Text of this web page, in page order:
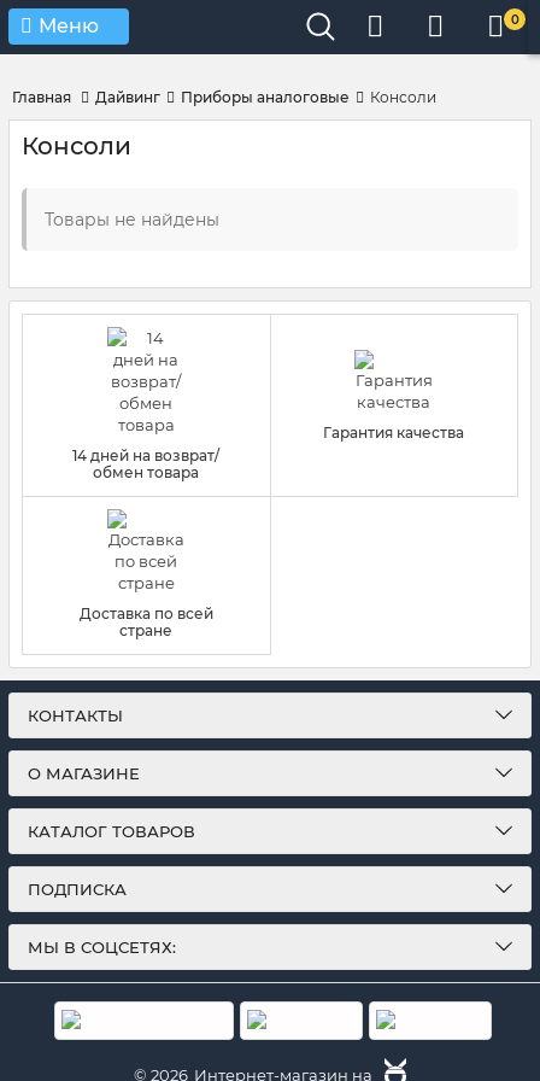
Verification: 4d3cd267c9851eb4
Меню 0
Главная Дайвинг Приборы аналоговые Консоли
Консоли
Товары не найдены
14 дней на возврат/
обмен товара
Гарантия качества
Доставка по всей
стране
КОНТАКТЫ
О МАГАЗИНЕ
КАТАЛОГ ТОВАРОВ
ПОДПИСКА
МЫ В СОЦСЕТЯХ:
© 2026 Интернет-магазин на